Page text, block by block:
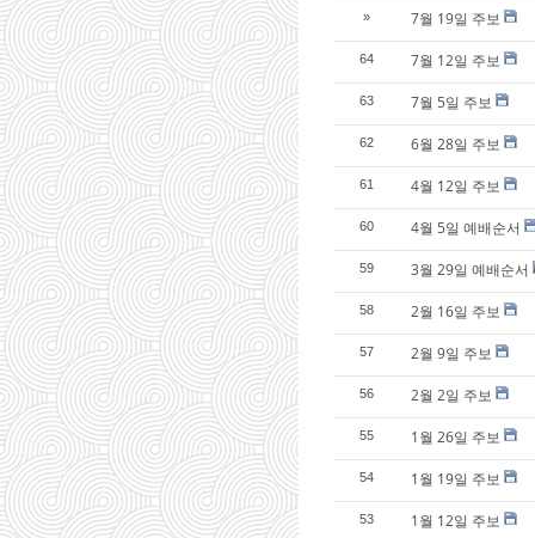
» 7월 19일 주보
64 7월 12일 주보
63 7월 5일 주보
62 6월 28일 주보
61 4월 12일 주보
60 4월 5일 예배순서
59 3월 29일 예배순서
58 2월 16일 주보
57 2월 9일 주보
56 2월 2일 주보
55 1월 26일 주보
54 1월 19일 주보
53 1월 12일 주보